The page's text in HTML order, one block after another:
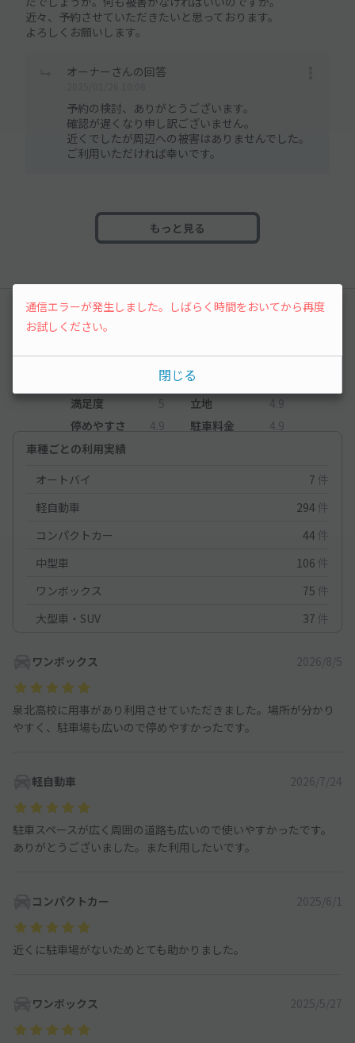
近々、予約させていただきたいと思っております。
よろしくお願いします。
オーナーさんの回答
予約の検討、ありがとうございます。
確認が遅くなり申し訳ございません。
近くでしたが周辺への被害はありませんでした。
ご利用いただければ幸いです。
もっと見る
レビュー
5（16件）
満足度 5 立地
4.9
停めやすさ
4.9 駐車料金
4.9
車種ごとの利用実績
オートバイ
7 件
軽自動車
294 件
コンパクトカー
44 件
中型車
106 件
ワンボックス
75 件
大型車・SUV
37 件
ワンボックス 2026/8/5
泉北高校に用事があり利用させていただきました。場所が分かり
やすく、駐車場も広いので停めやすかったです。
軽自動車 2026/7/24
駐車スペースが広く周囲の道路も広いので使いやすかったです。
ありがとうございました。また利用したいです。
コンパクトカー 2025/6/1
近くに駐車場がないためとても助かりました。
ワンボックス 2025/5/27
通信エラーが発生しました。しばらく時間をおいてから再度
お試しください。
閉じる